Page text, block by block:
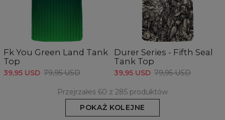
Fk You Green Land Tank
Top
39,95 USD 79,95 USD
Durer Series - Fifth Seal
Tank Top
39,95 USD 79,95 USD
Przejrzałeś 60 z 285 produktów
POKAŻ KOLEJNE